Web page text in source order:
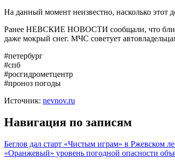
На данный момент неизвестно, насколько этот
Ранее НЕВСКИЕ НОВОСТИ сообщали, что
даже мокрый снег. МЧС советует
#петербург
#спб
#росгидрометцентр
#проноз погоды
Источник: nevnov.ru
Навигация по записям
Беглов дал старт «Чистым играм» в Ржевском
«Оранжевый» уровень погодной опасности